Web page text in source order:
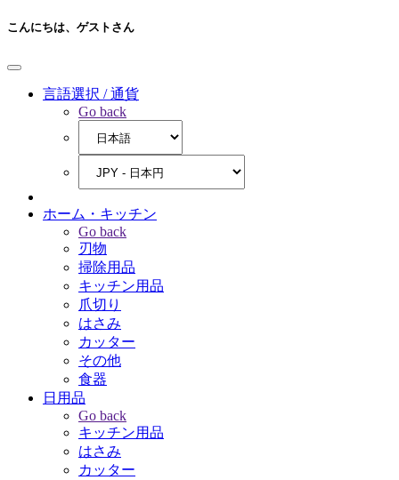
こんにちは、 ゲストさん
言語選択 / 通貨
Go back
ホーム・キッチン
Go back
刃物
掃除用品
キッチン用品
爪切り
はさみ
カッター
その他
食器
日用品
Go back
キッチン用品
はさみ
カッター